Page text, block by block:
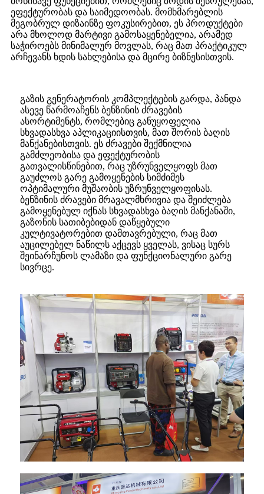
ეფექტურობას და საიმედოობას. მომხმარებლის
მეგობრულ დიზაინზე ფოკუსირებით, ეს პროდუქტები
არა მხოლოდ მარტივი გამოსაყენებელია, არამედ
საჭიროებს მინიმალურ მოვლას, რაც მათ პრაქტიკულ
არჩევანს ხდის სახლებისა და მცირე ბიზნესისთვის.
გაზის გენერატორის კომპლექტების გარდა, პანდა
ასევე წარმოაჩენს ბენზინის ძრავების
ასორტიმენტს, რომლებიც განუყოფელია
სხვადასხვა აპლიკაციისთვის, მათ შორის ბაღის
მანქანებისთვის. ეს ძრავები შექმნილია
გამძლეობისა და ეფექტურობის
გათვალისწინებით, რაც უზრუნველყოფს მათ
გაუძლოს გარე გამოყენების სიმძიმეს
ოპტიმალური მუშაობის უზრუნველყოფისას.
ბენზინის ძრავები მრავალმხრივია და შეიძლება
გამოყენებულ იქნას სხვადასხვა ბაღის მანქანაში,
გაზონის სათიბებიდან დაწყებული
კულტივატორებით დამთავრებული, რაც მათ
აუცილებელ ნაწილს აქცევს ყველას, ვისაც სურს
შეინარჩუნოს ლამაზი და ფუნქციონალური გარე
სივრცე.